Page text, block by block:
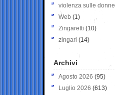
violenza sulle donne
Web (1)
Zingaretti (10)
zingari (14)
Archivi
Agosto 2026 (95)
Luglio 2026 (613)